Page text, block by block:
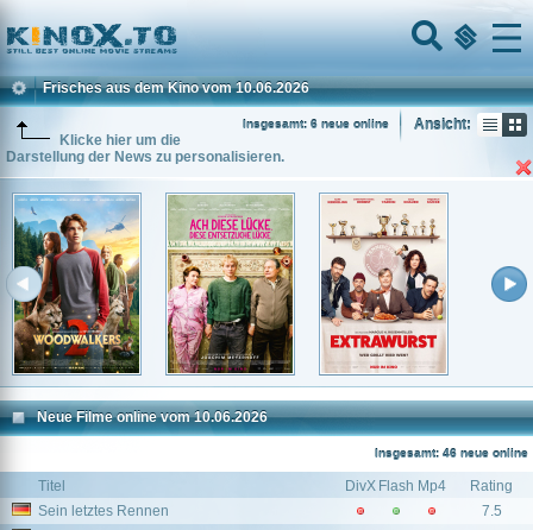
Home
Menu
Frisches aus dem Kino vom 10.06.2026
Ansicht:
Insgesamt: 6 neue online
Klicke hier um die
Darstellung der News zu personalisieren.
Neue Filme online vom 10.06.2026
Insgesamt: 46 neue online
Titel DivX Flash Mp4
Rating
Sein letztes Rennen
7.5